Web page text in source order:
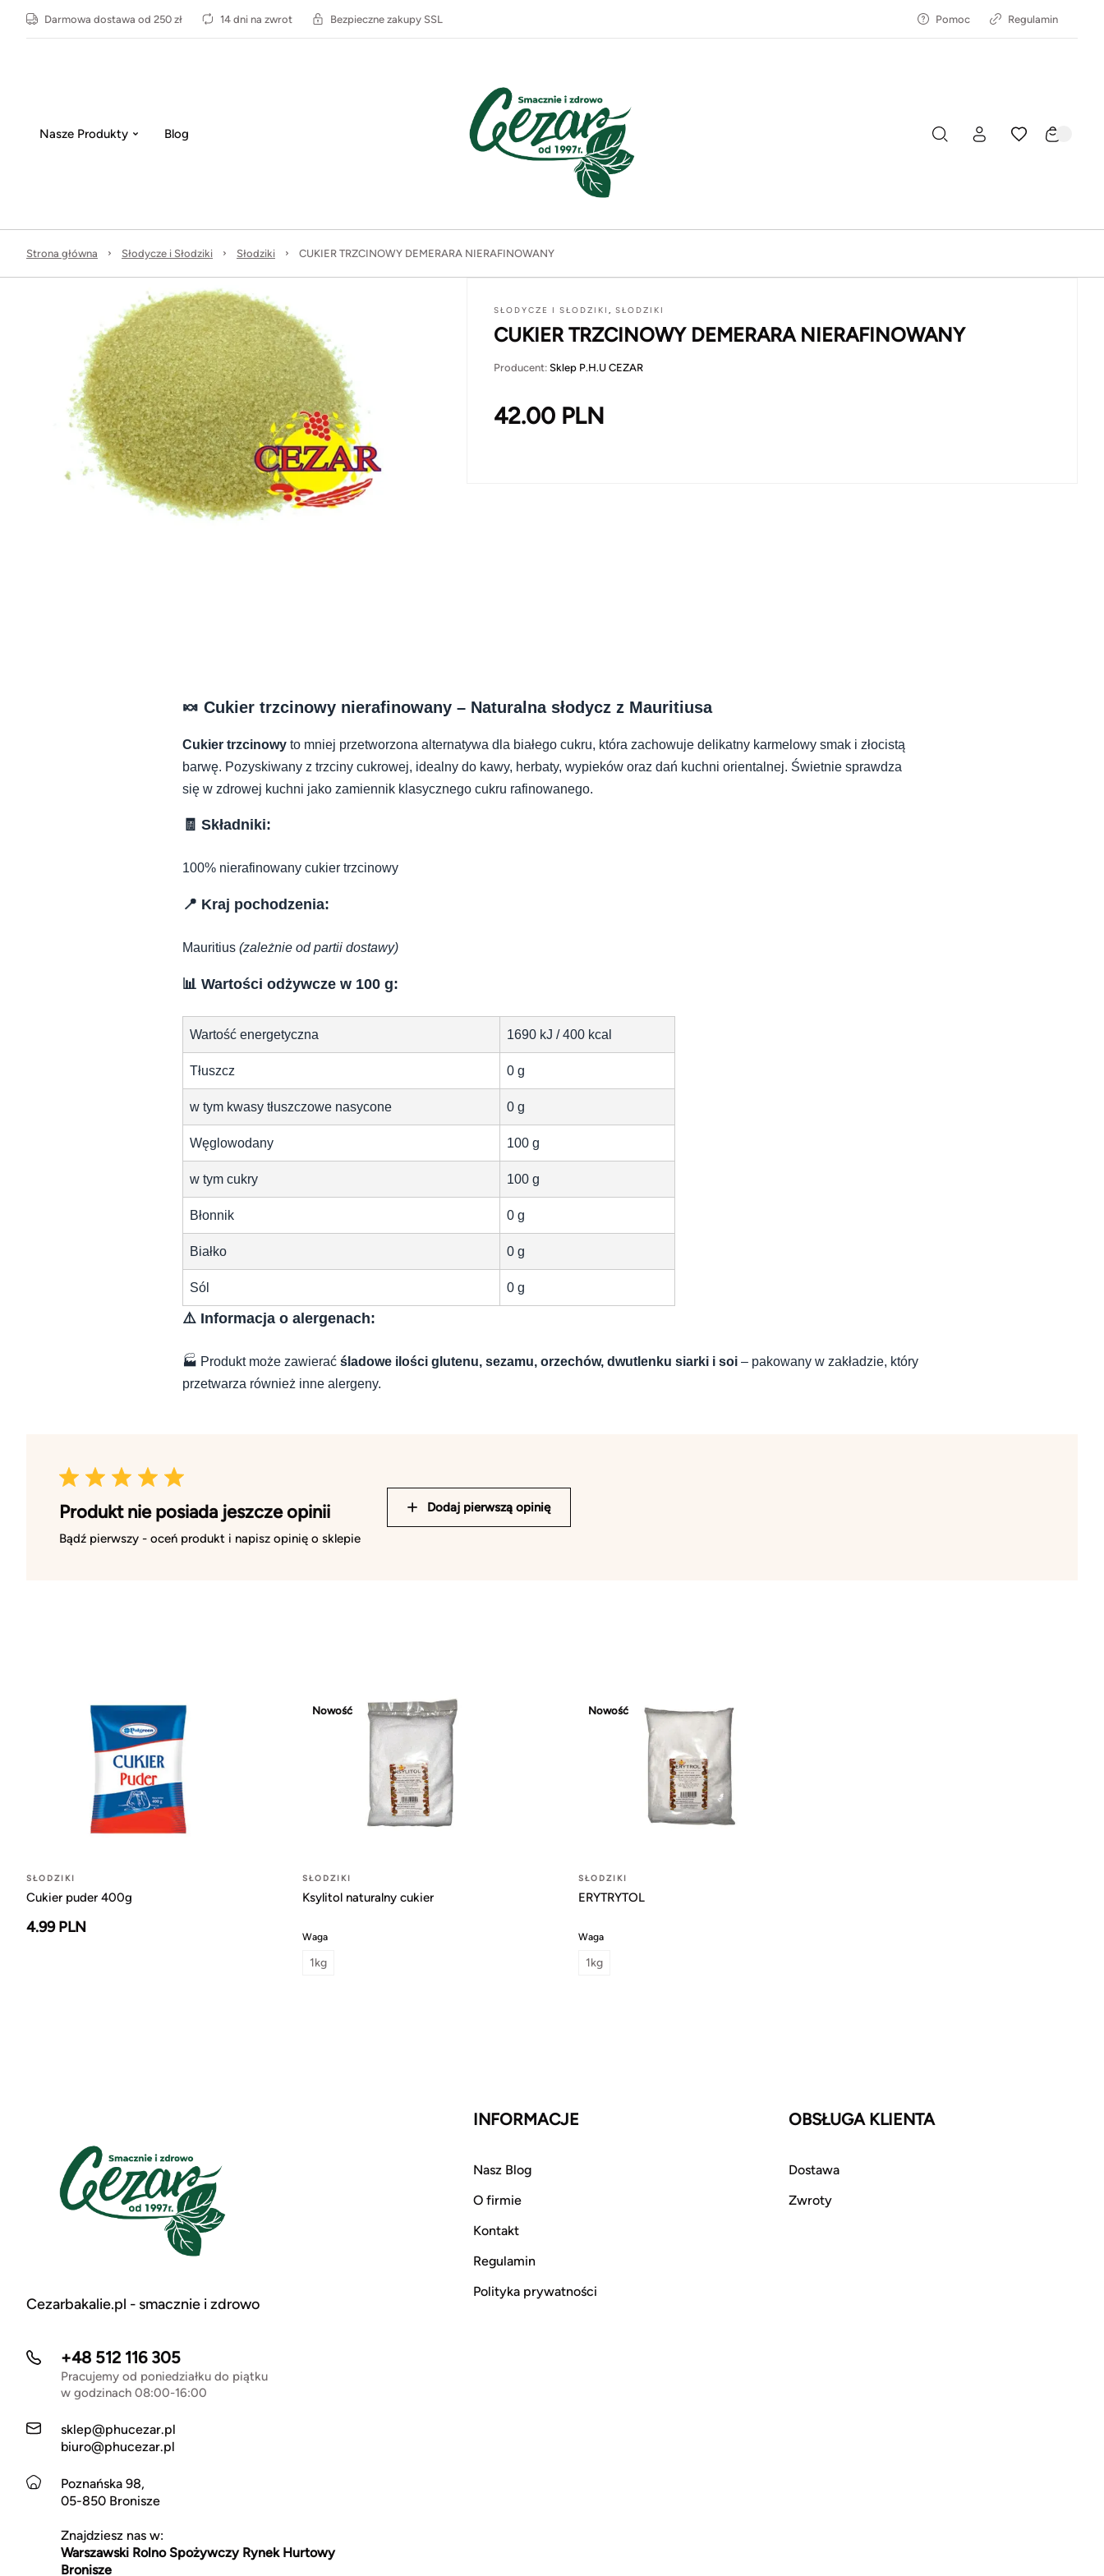
Darmowa dostawa od 250 zł 14 dni na zwrot Bezpieczne zakupy SSL Pomoc Regulamin
Nasze Produkty Blog
Strona główna Słodycze i Słodziki Słodziki CUKIER TRZCINOWY DEMERARA NIERAFINOWANY
SŁODYCZE I SŁODZIKI , SŁODZIKI
CUKIER TRZCINOWY DEMERARA NIERAFINOWANY
Producent: Sklep P.H.U CEZAR
42.00 PLN
🍬 Cukier trzcinowy nierafinowany – Naturalna słodycz z Mauritiusa
Cukier trzcinowy to mniej przetworzona alternatywa dla białego cukru, która zachowuje delikatny karmelowy smak i złocistą
barwę. Pozyskiwany z trzciny cukrowej, idealny do kawy, herbaty, wypieków oraz dań kuchni orientalnej. Świetnie sprawdza
się w zdrowej kuchni jako zamiennik klasycznego cukru rafinowanego.
🧾 Składniki:
100% nierafinowany cukier trzcinowy
📍 Kraj pochodzenia:
Mauritius (zależnie od partii dostawy)
📊 Wartości odżywcze w 100 g:
Wartość energetyczna 1690 kJ / 400 kcal
Tłuszcz 0 g
w tym kwasy tłuszczowe nasycone 0 g
Węglowodany 100 g
w tym cukry 100 g
Błonnik 0 g
Białko 0 g
Sól 0 g
⚠️ Informacja o alergenach:
🏭 Produkt może zawierać śladowe ilości glutenu, sezamu, orzechów, dwutlenku siarki i soi – pakowany w zakładzie, który
przetwarza również inne alergeny.
Produkt nie posiada jeszcze opinii
Bądź pierwszy - oceń produkt i napisz opinię o sklepie
Dodaj pierwszą opinię
SŁODZIKI
Cukier puder 400g
4.99 PLN
Nowość
SŁODZIKI
Ksylitol naturalny cukier
Waga
1kg
Nowość
SŁODZIKI
ERYTRYTOL
Waga
1kg
Cezarbakalie.pl - smacznie i zdrowo
+48 512 116 305
Pracujemy od poniedziałku do piątku
w godzinach 08:00-16:00
sklep@phucezar.pl
biuro@phucezar.pl
Poznańska 98,
05-850 Bronisze
Znajdziesz nas w:
Warszawski Rolno Spożywczy Rynek Hurtowy
Bronisze
INFORMACJE
Nasz Blog
O firmie
Kontakt
Regulamin
Polityka prywatności
OBSŁUGA KLIENTA
Dostawa
Zwroty